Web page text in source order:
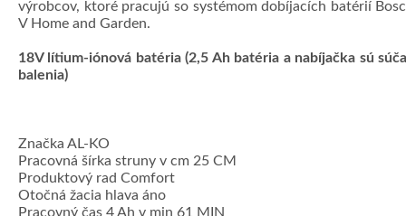
výrobcov, ktoré pracujú so systémom dobíjacích batérií
V Home and Garden.
18V lítium-iónová batéria (2,5 Ah batéria a nabíjačka sú
balenia)
Značka AL-KO
Pracovná šírka struny v cm 25 CM
Produktový rad Comfort
Otočná žacia hlava áno
Pracovný čas 4 Ah v min 61 MIN